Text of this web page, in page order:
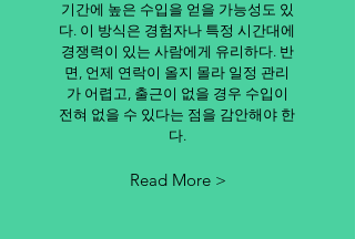
기간에 높은 수입을 얻을 가능성도 있
다. 이 방식은 경험자나 특정 시간대에
경쟁력이 있는 사람에게 유리하다. 반
면, 언제 연락이 올지 몰라 일정 관리
가 어렵고, 출근이 없을 경우 수입이
전혀 없을 수 있다는 점을 감안해야 한
다.
Read More >